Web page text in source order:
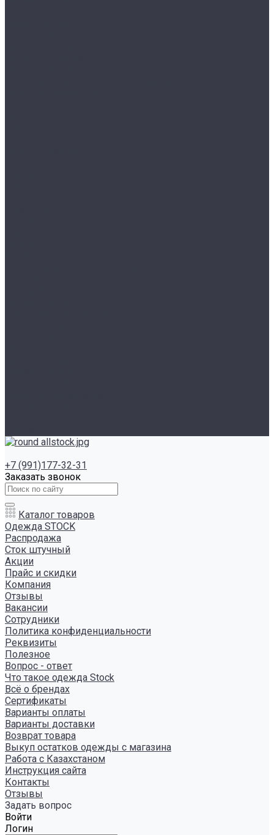
+7 (991)177-32-31
Заказать звонок
Каталог товаров
Одежда STOCK
Распродажа
Сток штучный
Акции
Прайс и скидки
Компания
Отзывы
Вакансии
Сотрудники
Политика конфиденциальности
Реквизиты
Полезное
Вопрос - ответ
Что такое одежда Stock
Всё о брендах
Сертификаты
Варианты оплаты
Варианты доставки
Возврат товара
Выкуп остатков одежды с магазина
Работа с Казахстаном
Инструкция сайта
Контакты
Отзывы
Задать вопрос
Войти
Логин